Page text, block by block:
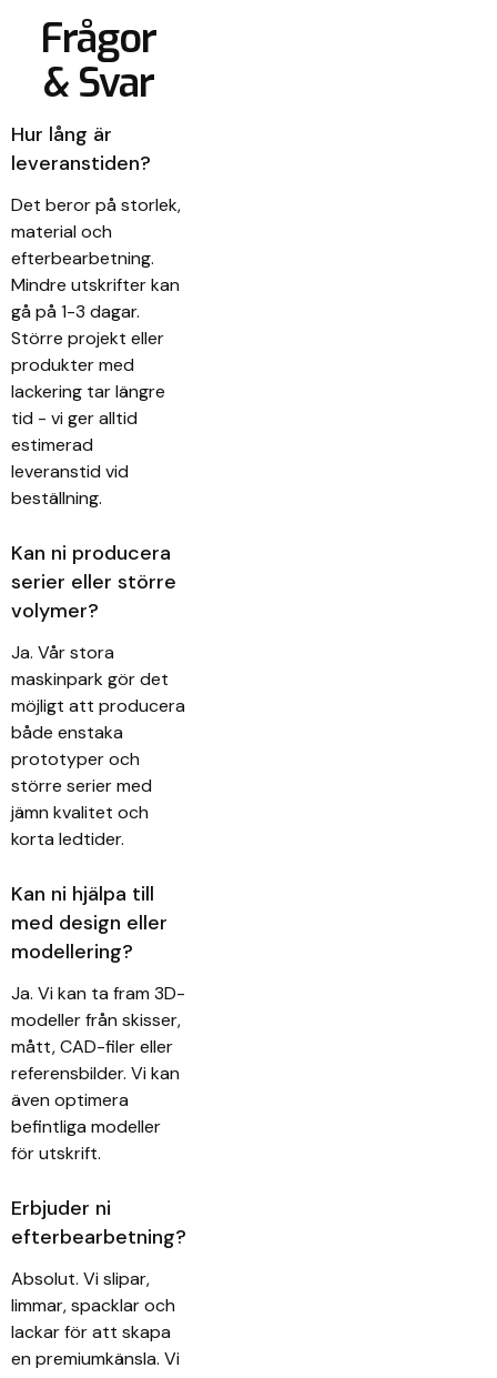
Frågor
& Svar
Hur lång är
leveranstiden?
Det beror på storlek,
material och
efterbearbetning.
Mindre utskrifter kan
gå på 1-3 dagar.
Större projekt eller
produkter med
lackering tar längre
tid - vi ger alltid
estimerad
leveranstid vid
beställning.
Kan ni producera
serier eller större
volymer?
Ja. Vår stora
maskinpark gör det
möjligt att producera
både enstaka
prototyper och
större serier med
jämn kvalitet och
korta ledtider.
Kan ni hjälpa till
med design eller
modellering?
Ja. Vi kan ta fram 3D-
modeller från skisser,
mått, CAD-filer eller
referensbilder. Vi kan
även optimera
befintliga modeller
för utskrift.
Erbjuder ni
efterbearbetning?
Absolut. Vi slipar,
limmar, spacklar och
lackar för att skapa
en premiumkänsla. Vi